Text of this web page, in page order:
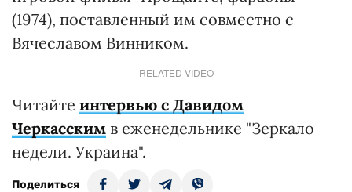
(1974), поставленный им совместно с
Вячеславом Винником.
RELATED VIDEO
Читайте интервью с Давидом
Черкасским в еженедельнике "Зеркало
недели. Украина".
Поделиться